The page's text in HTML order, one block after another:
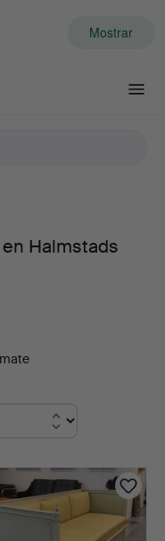
Mostrar
Halmstads